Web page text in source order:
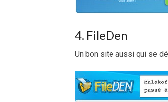
4. FileDen
Un bon site aussi qui se